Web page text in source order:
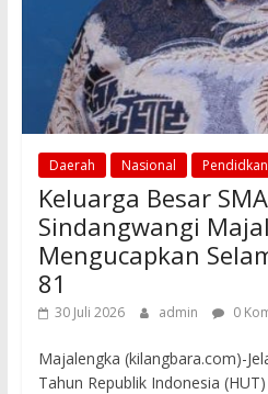
Daerah Nasional Pendidkan
Keluarga Besar
Sindangwangi
Mengucapkan
81
30 Juli 2026 admin 0
Majalengka (kilangbara.com)-
Tahun Republik Indonesia